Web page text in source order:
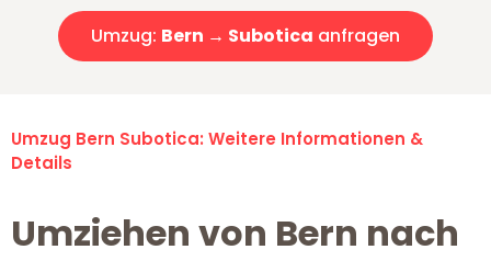
Umzug: Bern → Subotica anfragen
Umzug Bern Subotica: Weitere Informationen &
Details
Umziehen von Bern nach